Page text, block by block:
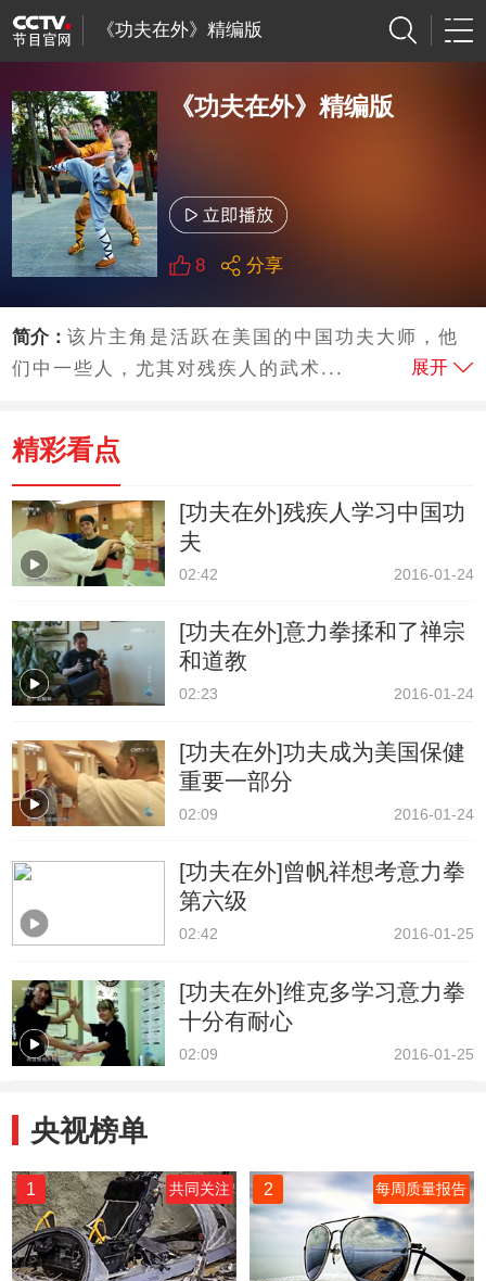
《功夫在外》精编版
《功夫在外》精编版
8 分享
简介：该片主角是活跃在美国的中国功夫大师，他
们中一些人，尤其对残疾人的武术...
展开
精彩看点
[功夫在外]残疾人学习中国功
夫
02:42 2016-01-24
[功夫在外]意力拳揉和了禅宗
和道教
02:23 2016-01-24
[功夫在外]功夫成为美国保健
重要一部分
02:09 2016-01-24
[功夫在外]曾帆祥想考意力拳
第六级
02:42 2016-01-25
[功夫在外]维克多学习意力拳
十分有耐心
02:09 2016-01-25
央视榜单
1 共同关注 2 每周质量报告